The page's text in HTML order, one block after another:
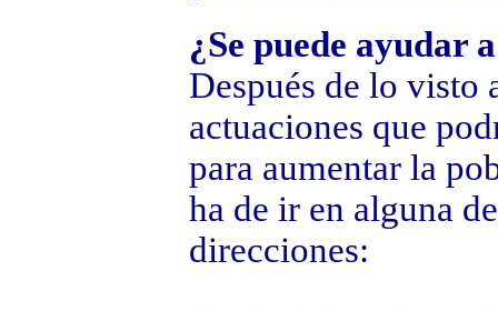
¿Se puede ayudar
Después de lo visto
actuaciones que
para aumentar la
ha de ir en alguna
direcciones: